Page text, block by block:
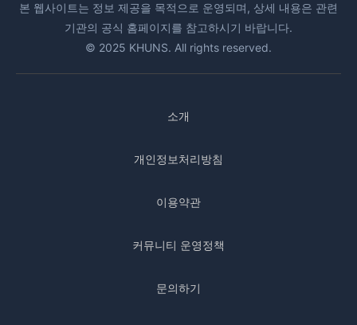
본 웹사이트는 정보 제공을 목적으로 운영되며, 상세 내용은 관련
기관의 공식 홈페이지를 참고하시기 바랍니다.
© 2025 KHUNS. All rights reserved.
소개
개인정보처리방침
이용약관
커뮤니티 운영정책
문의하기